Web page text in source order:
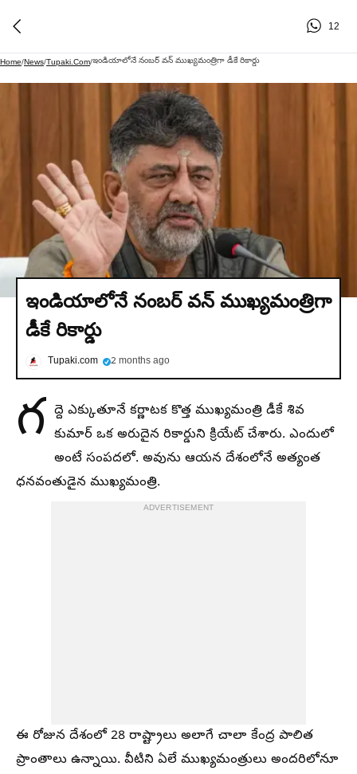
12
Home/News/Tupaki.com/ఇండియాలోనే నంబర్ వన్ ముఖ్యమంత్రిగా డీకే రికార్డు
ఇండియాలోనే నంబర్ వన్ ముఖ్యమంత్రిగా
డీకే రికార్డు
Tupaki.com 2 months ago
గ ద్దె ఎక్కుతూనే కర్ణాటక కొత్త ముఖ్యమంత్రి డీకే శివ
కుమార్ ఒక అరుదైన రికార్డుని క్రియేట్ చేశారు. ఎందులో
అంటే సంపదలో. అవును ఆయన దేశంలోనే అత్యంత
ధనవంతుడైన ముఖ్యమంత్రి.
ADVERTISEMENT
ఈ రోజున దేశంలో 28 రాష్ట్రాలు అలాగే చాలా కేంద్ర పాలిత
ప్రాంతాలు ఉన్నాయి. వీటిని ఏలే ముఖ్యమంత్రులు అందరిలోనూ